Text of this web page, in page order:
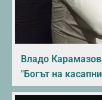
Владо
"Богът на